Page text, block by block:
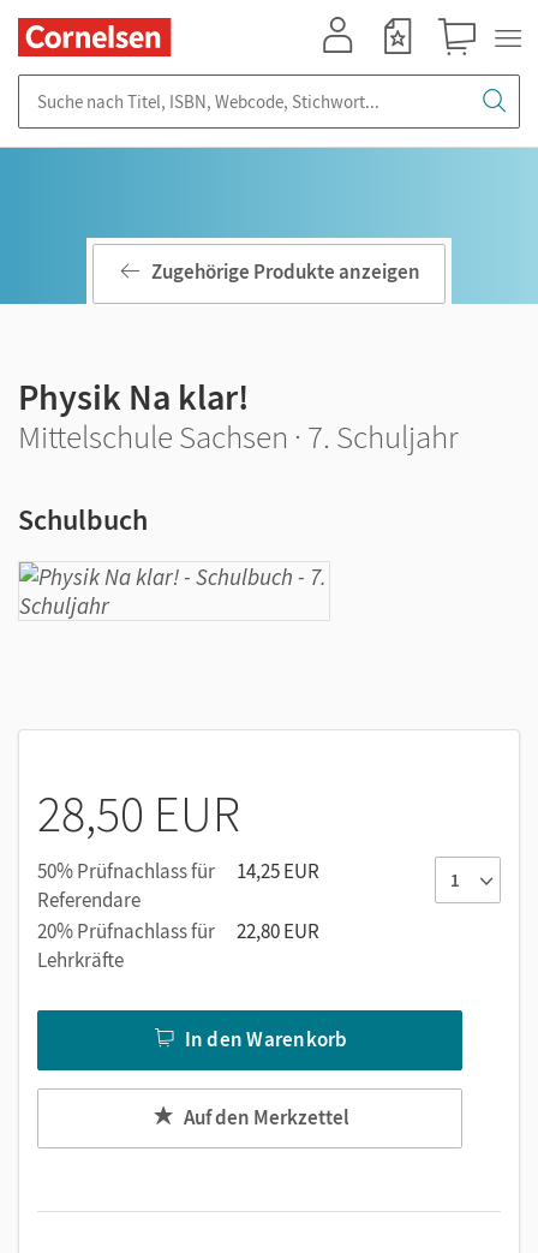
Zugehörige Produkte anzeigen
Physik Na klar!
Mittelschule Sachsen · 7. Schuljahr
Schulbuch
28,50 EUR
50% Prüfnachlass für
Referendare
14,25 EUR
20% Prüfnachlass für
Lehrkräfte
22,80 EUR
In den Warenkorb
Auf den Merkzettel